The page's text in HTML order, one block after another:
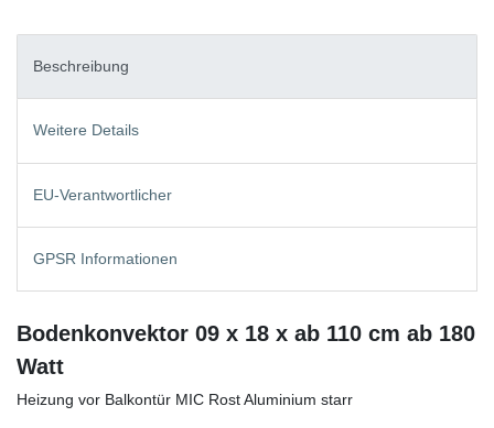
Beschreibung
Weitere Details
EU-Verantwortlicher
GPSR Informationen
Bodenkonvektor 09 x 18 x ab 110 cm ab 180
Watt
Heizung vor Balkontür MIC Rost Aluminium starr